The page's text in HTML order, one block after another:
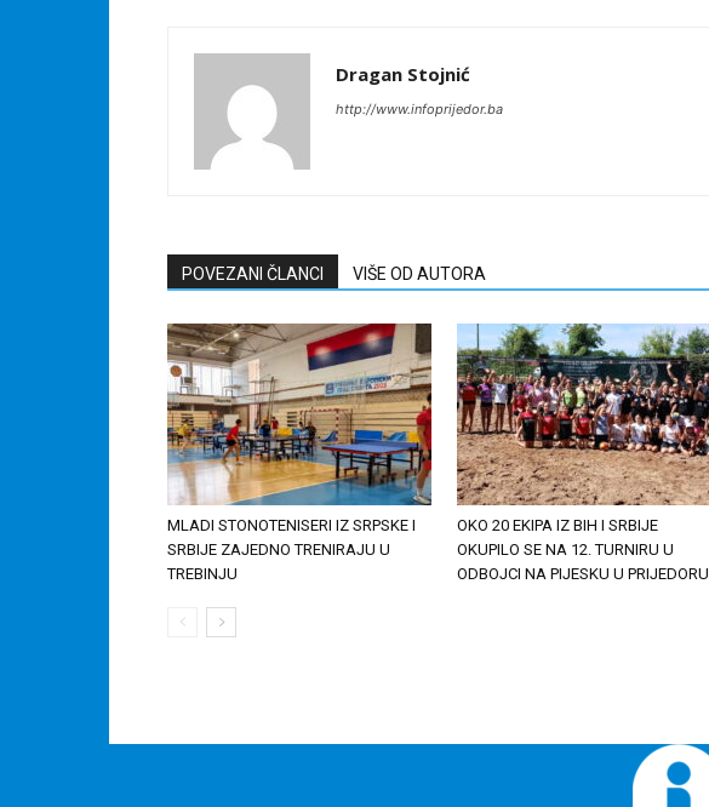
Dragan Stojnić
http://www.infoprijedor.ba
POVEZANI ČLANCI VIŠE OD AUTORA
MLADI STONOTENISERI IZ SRPSKE I
SRBIJE ZAJEDNO TRENIRAJU U
TREBINJU
OKO 20 EKIPA IZ BIH I SRBIJE
OKUPILO SE NA 12. TURNIRU U
ODBOJCI NA PIJESKU U PRIJEDORU